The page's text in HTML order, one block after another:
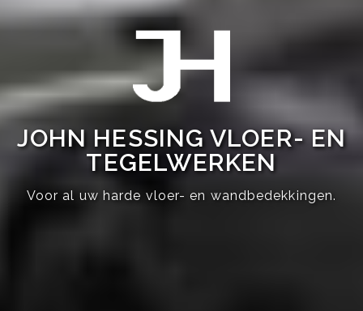
JOHN HESSING VLOER- EN
TEGELWERKEN
Voor al uw harde vloer- en wandbedekkingen.